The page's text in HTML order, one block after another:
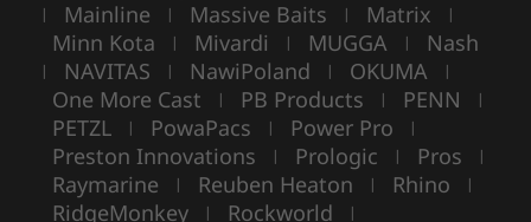
| Mainline | Massive Baits | Matrix |
Minn Kota | Mivardi | MUGGA | Nash
| NAVITAS | NawiPoland | OKUMA |
One More Cast | PB Products | PENN |
PETZL | PowaPacs | Power Pro |
Preston Innovations | Prologic | Pros |
Raymarine | Reuben Heaton | Rhino |
RidgeMonkey | Rockworld |